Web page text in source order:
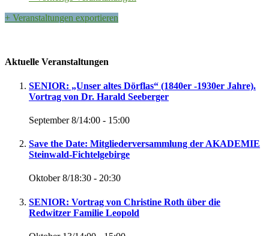
+ Veranstaltungen exportieren
Aktuelle Veranstaltungen
SENIOR: „Unser altes Dörflas“ (1840er -1930er Jahre).
Vortrag von Dr. Harald Seeberger
September 8/14:00 - 15:00
Save the Date: Mitgliederversammlung der AKADEMIE
Steinwald-Fichtelgebirge
Oktober 8/18:30 - 20:30
SENIOR: Vortrag von Christine Roth über die
Redwitzer Familie Leopold